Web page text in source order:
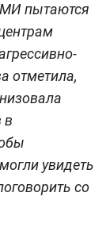
пытаются
отметила,
в
увидеть
со